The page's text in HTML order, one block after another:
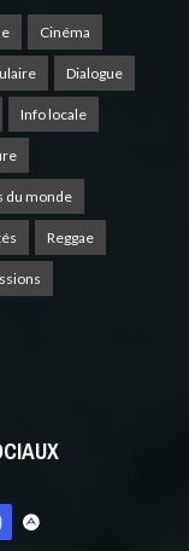
Cinéma
Dialogue
Info locale
du monde
Reggae